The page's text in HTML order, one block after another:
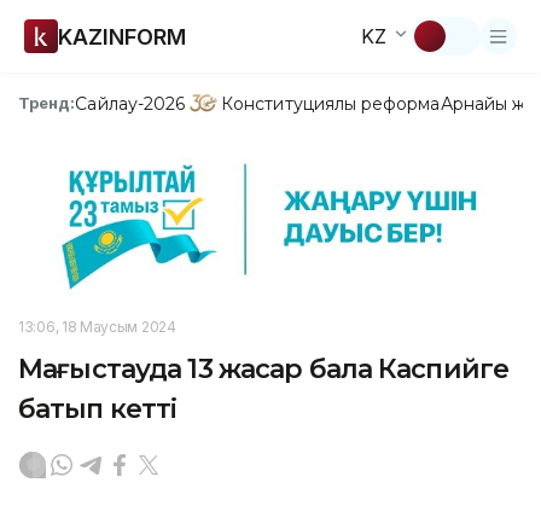
KAZINFORM KZ
Тренд:Сайлау-2026 Конституциялық реформаАрнайы
13:06, 18 Маусым 2024
Маңғыстауда 13 жасар бала Каспийге
батып кетті